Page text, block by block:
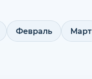
Февраль Март